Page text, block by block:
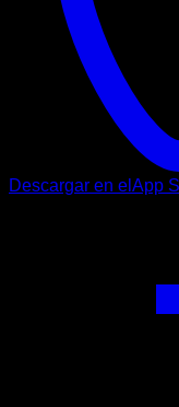
Descargar en el App